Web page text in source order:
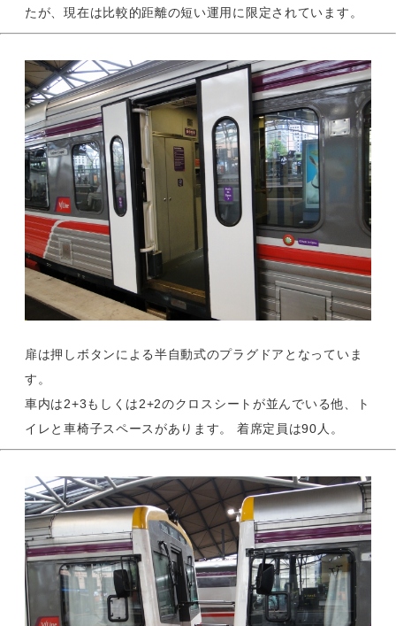
たが、現在は比較的距離の短い運用に限定されています。
扉は押しボタンによる半自動式のプラグドアとなっていま
す。
車内は2+3もしくは2+2のクロスシートが並んでいる他、ト
イレと車椅子スペースがあります。 着席定員は90人。